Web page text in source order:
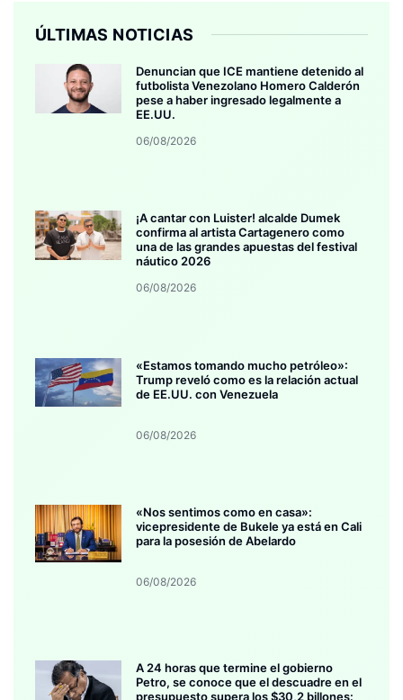
ÚLTIMAS NOTICIAS
Denuncian que ICE mantiene detenido al
futbolista Venezolano Homero Calderón
pese a haber ingresado legalmente a
EE.UU.
06/08/2026
¡A cantar con Luister! alcalde Dumek
confirma al artista Cartagenero como
una de las grandes apuestas del festival
náutico 2026
06/08/2026
«Estamos tomando mucho petróleo»:
Trump reveló como es la relación actual
de EE.UU. con Venezuela
06/08/2026
«Nos sentimos como en casa»:
vicepresidente de Bukele ya está en Cali
para la posesión de Abelardo
06/08/2026
A 24 horas que termine el gobierno
Petro, se conoce que el descuadre en el
presupuesto supera los $30,2 billones: